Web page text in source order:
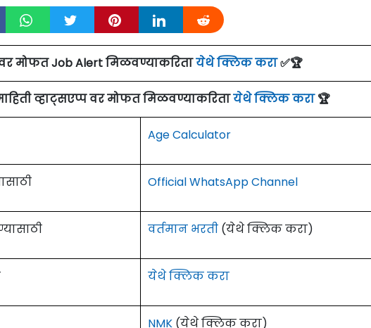
मोफत Job Alert मिळवण्याकरितायेथे क्लिक करा✅🏆
व्हाट्सएप्प वर मोफत मिळवण्याकरितायेथे क्लिक करा🏆
Age Calculator
Official WhatsApp Channel
वर्तमान भरती (येथे क्लिक करा)
येथे क्लिक करा
NMK (येथे क्लिक करा)